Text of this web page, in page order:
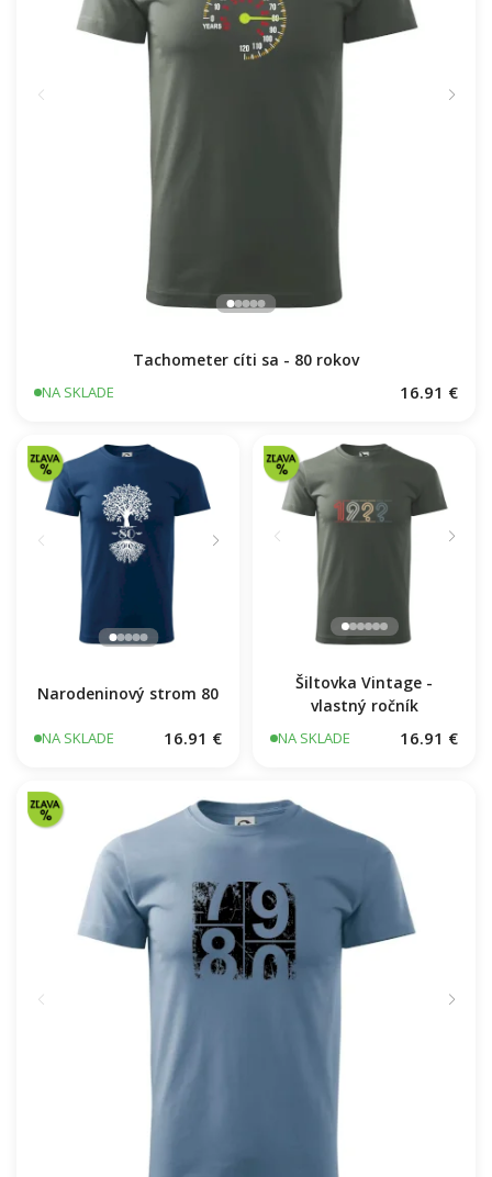
Tachometer cíti sa - 80 rokov
NA SKLADE 16.91 €
Narodeninový strom 80
NA SKLADE 16.91 €
Šiltovka Vintage -
vlastný ročník
NA SKLADE 16.91 €